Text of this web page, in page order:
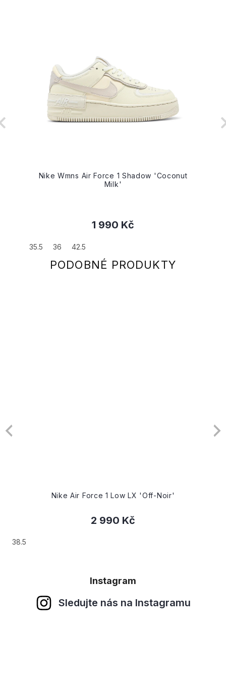
Nike Wmns Air Force 1 Shadow 'Coconut
Milk'
1 990 Kč
35.5 36 42.5
Nike Air Force 1 Low LX 'Off-Noir'
2 990 Kč
38.5
Instagram
Sledujte nás na Instagramu